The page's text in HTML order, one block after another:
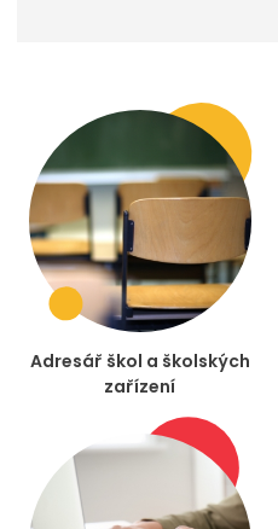
Adresář škol a školských
zařízení